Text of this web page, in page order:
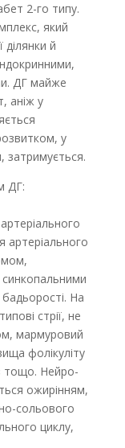
2-го типу.
який
ділянки й
ДГ майже
аніж у
у
затримується.
ДГ:
артеріального
На
стрії, не
мармуровий
фолікуліту
тощо. Нейро­
ожирінням,
сольового
циклу,